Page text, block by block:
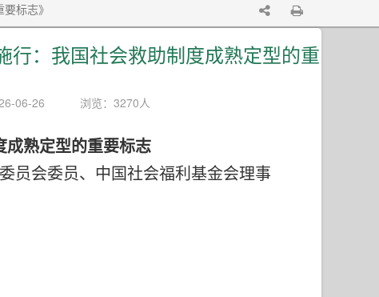
标志》
行：我国社会救助制度成熟定型的重
06-26 浏览：3270人
熟定型的重要标志
会委员、中国社会福利基金会理事